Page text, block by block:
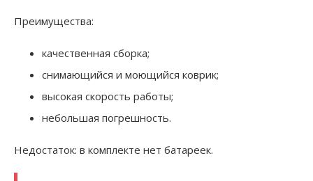
Преимущества:
качественная сборка;
снимающийся и моющийся коврик;
высокая скорость работы;
небольшая погрешность.
Недостаток: в комплекте нет батареек.